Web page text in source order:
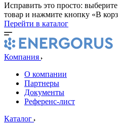
Исправить это просто:
товар и нажмите кнопку «В
Перейти в каталог
Компания
О компании
Партнеры
Документы
Референс-лист
Каталог